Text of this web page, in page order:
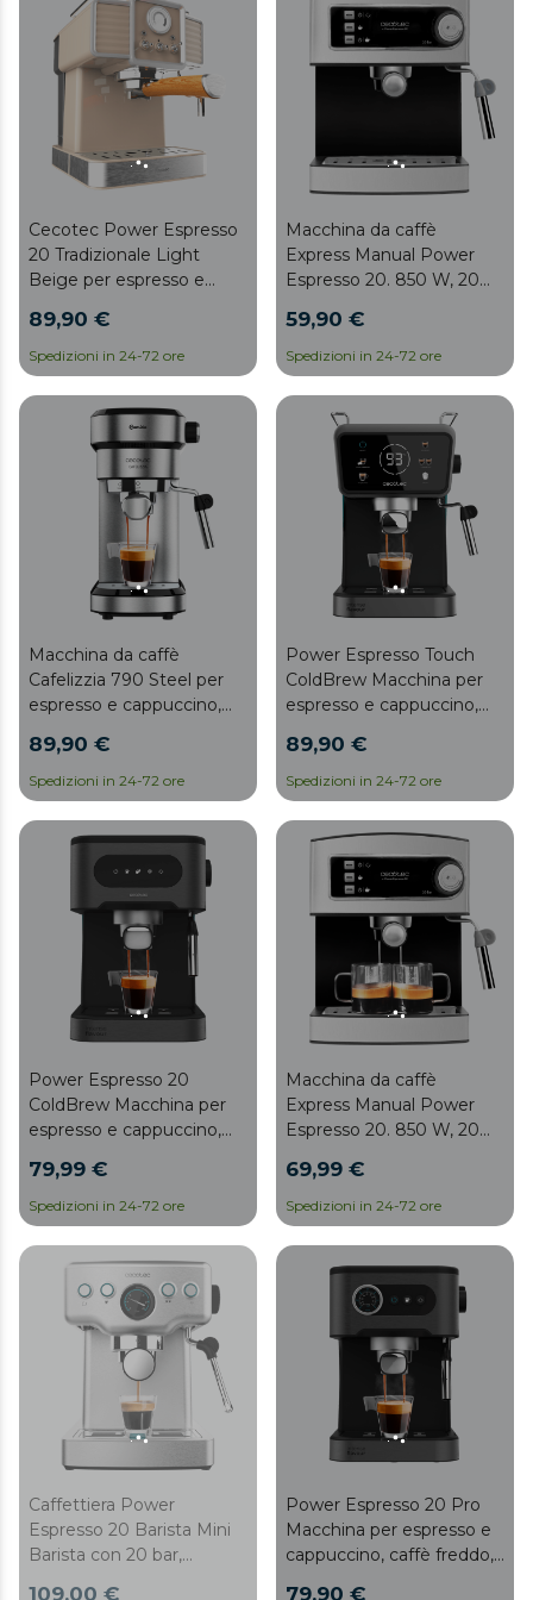
Cecotec Power Espresso
20 Tradizionale Light
Beige per espresso e
riscaldamento rapido
mediante Thermoblock,
manometro PressurePro
e montalatte orientabile.
89,90 €
Spedizioni in 24-72 ore
Macchina da caffè
Express Manual Power
Espresso 20. 850 W, 20
di 1,6 L, filtro con doppio
erogatore, montalatte,
superficie scaldatazze,
finiture in acciaio
inossidabile
59,90 €
Spedizioni in 24-72 ore
Macchina da caffè
Cafelizzia 790 Steel per
espresso e cappuccino,
doppio erogatore e due
filtri, 20 bar di pressione,
serbatoio estraibile di 1,2 L,
1350 W, acciaio
89,90 €
Spedizioni in 24-72 ore
Power Espresso Touch
ColdBrew Macchina per
espresso e cappuccino,
montalatte regolabile.
89,90 €
Spedizioni in 24-72 ore
Power Espresso 20
ColdBrew Macchina per
espresso e cappuccino,
montalatte regolabile.
79,99 €
Spedizioni in 24-72 ore
Macchina da caffè
Express Manual Power
Espresso 20. 850 W, 20
di 1,6 L, filtro con doppio
erogatore, montalatte,
superficie scaldatazze,
finiture in acciaio
inossidabile
69,99 €
Spedizioni in 24-72 ore
Caffettiera Power
Espresso 20 Barista Mini
Barista con 20 bar,
109,00 €
Power Espresso 20 Pro
Macchina per espresso e
cappuccino, caffè freddo,
79,90 €